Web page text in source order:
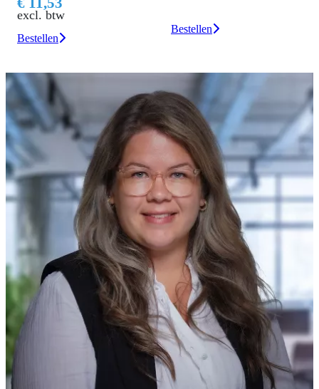
excl. btw
Bestellen
Bestellen